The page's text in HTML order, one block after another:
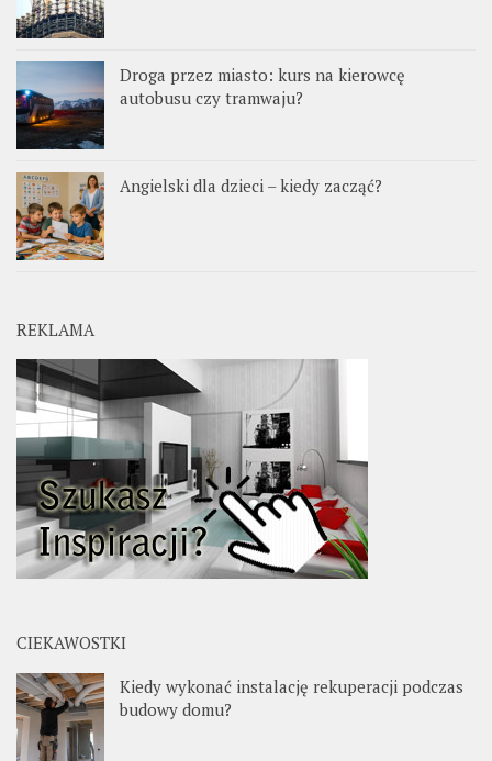
Droga przez miasto: kurs na kierowcę
autobusu czy tramwaju?
Angielski dla dzieci – kiedy zacząć?
REKLAMA
CIEKAWOSTKI
Kiedy wykonać instalację rekuperacji podczas
budowy domu?